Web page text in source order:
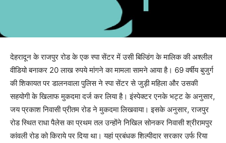
देहरादून के राजपुर रोड के एक स्पा सेंटर में उसी बिल्डिंग के मालिक की अश्लील
वीडियो बनाकर 20 लाख रुपये मांगने का मामला सामने आया है। 69 वर्षीय बुजुर्ग
की शिकायत पर डालनवाला पुलिस ने स्पा सेंटर से जुड़ी महिला और उसकी
सहयोगी के खिलाफ मुकदमा दर्ज कर लिया है। इंस्पेक्टर एनके भट्ट के अनुसार,
जय प्रकाश निवासी प्रीतम रोड ने मुकदमा लिखवाया। इसके अनुसार, राजपुर
रोड स्थित राधा पैलेस का प्रथम तल उन्होंने निखिल सोनकर निवासी श्रीरामपुर
कांवली रोड को किराये पर दिया था। यहां प्रबंधक शिल्पीदार सरकार उर्फ रिया